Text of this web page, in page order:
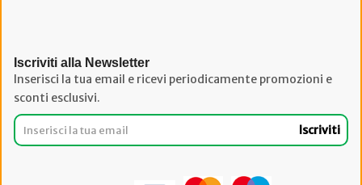
Iscriviti alla Newsletter
Inserisci la tua email e ricevi periodicamente promozioni e
sconti esclusivi.
Iscriviti